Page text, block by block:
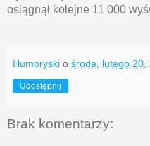
osiągnął kolejne 11 000
Humoryski o środa, lutego 20,
Udostępnij
Brak komentarzy: